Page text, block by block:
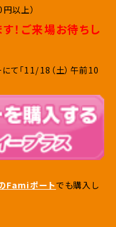
以上）
！ご来場お待ちし
て「11/18（土）午前10
Famiポートでも購入し